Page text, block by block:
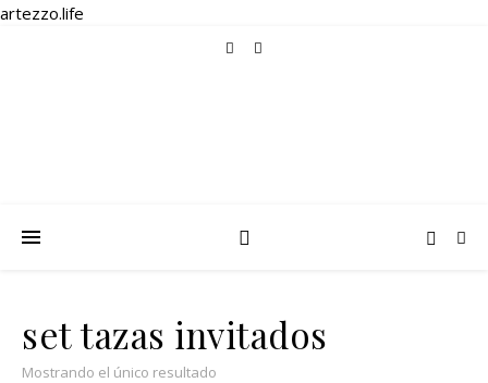
artezzo.life
set tazas invitados
Mostrando el único resultado